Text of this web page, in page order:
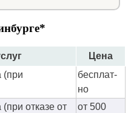
Цена
(при
бес­плат­
но
отказе от
от 500